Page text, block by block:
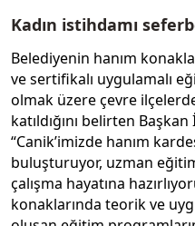
Kadın istihdamı
Belediyenin hanım
ve sertifikalı uygulamalı
olmak üzere çevre
katıldığını belirten
“Canik’imizde hanım
buluşturuyor, uzman
çalışma hayatına
konaklarında teorik ve